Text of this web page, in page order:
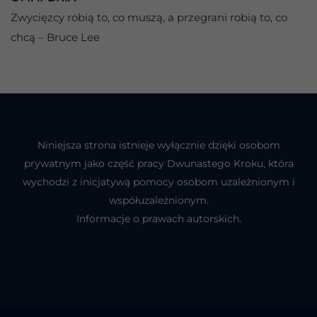
Zwycięzcy robią to, co muszą, a przegrani robią to, co
chcą – Bruce Lee
Niniejsza strona istnieje wyłącznie dzięki osobom
prywatnym jako część pracy Dwunastego Kroku, która
wychodzi z inicjatywą pomocy osobom uzależnionym i
współuzależnionym.
Informacje o prawach autorskich.